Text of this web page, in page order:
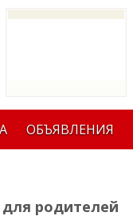
ОБЪЯВЛЕНИЯ
родителей